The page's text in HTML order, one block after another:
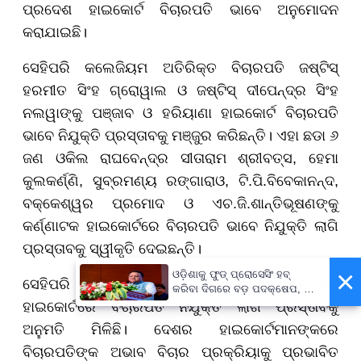
ପ୍ରଦେଶ ହାଇକୋର୍ଟ ବିଚାରପତି ଭାବେ ଅନୁମୋଦନ
କରାଯାଇଛି।
ସେହିପରି କଲେଜିୟମ ଅତିରିକ୍ତ ବିଚାରପତି ଜଷ୍ଟିସ୍
ହରମୀତ ସିଂହ ଗ୍ରୋୱାଲ ଓ ଜଷ୍ଟିସ୍ ଦୀପେନ୍ଦ୍ର ସିଂହ
ନଲୱାଙ୍କୁ ପଞ୍ଜାବ ଓ ହରିୟାଣା ହାଇକୋର୍ଟ ବିଚାରପତି
ଭାବେ ନିଯୁକ୍ତି ପ୍ରସ୍ତାବକୁ ମଞ୍ଜୁର କରିଛନ୍ତି। ଏହା ଛଡା ୬
ଜଣ ଓକିଲ ରାଘବେନ୍ଦ୍ର ସୀତାରାମ ଶ୍ରୀବତ୍ସ, ହେମା
କୁଲକର୍ଣ୍ଣି, ସୁବ୍ରମଣ୍ୟ ରଙ୍ଗାରାଓ, ଟି.ପି.ବିବେକାନନ୍ଦ,
ବକ୍କେଶ୍ୱର ପ୍ରମୋଦ ଓ ଏଚ.ଜି.ଶାନ୍ତିଭୂଷଣଙ୍କୁ
କର୍ଣ୍ଣାଟକ ହାଇକୋର୍ଟରେ ବିଚାରପତି ଭାବେ ନିଯୁକ୍ତି ଲାଗି
ପ୍ରସ୍ତାବକୁ ସ୍ୱୀକୃତି ଦେଇଛନ୍ତି।
ସେହିପରି ଓକିଲ ଅମିତ ଲାହୋଟୀଙ୍କୁ ମଧ୍ୟପ୍ରଦେଶ
ହାଇକୋର୍ଟରେ ବିଚାରପତି ନିଯୁକ୍ତି ଲାଗି ପ୍ରସ୍ତାବକୁ
ଅନୁମତି ମିଳିଛି। ଦେଶର ହାଇକୋର୍ଟମାନଙ୍କରେ
ବିଚାରପତିଙ୍କ ଅଭାବ ବିଚାର ପ୍ରକ୍ରିୟାକୁ ପ୍ରଭାବିତ
×
ଓଡ଼ିଶାକୁ ଫୁଡ୍ ପ୍ରୋସେସିଂ ହବ୍
କରିବା ଦିଗରେ ବଡ଼ ପଦକ୍ଷେପ, ୪୨
ହଜାରରୁ ଅଧିକ ନିଯୁକ୍ତି ସୁଯୋଗ